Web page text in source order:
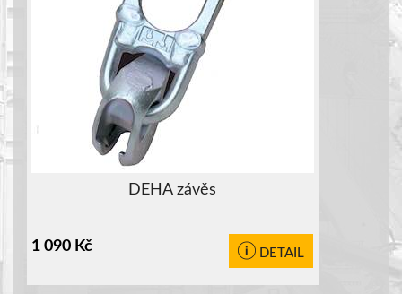
DEHA závěs
1 090 Kč DETAIL